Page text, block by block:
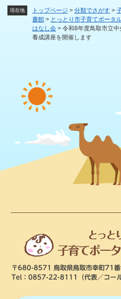
現在地 トップページ > 分類でさがす >
書館 > とっとり市子育てポータ
はなし会 > 令和8年度鳥取市立
養成講座を開催します
〒680-8571 鳥取県鳥取市幸町71
Tel：0857-22-8111
（代表／コー